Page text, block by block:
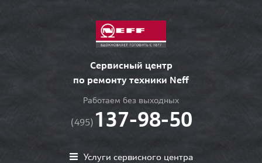
Сервисный центр
по ремонту техники Neff
Работаем без выходных
(495) 137-98-50
Услуги сервисного центра